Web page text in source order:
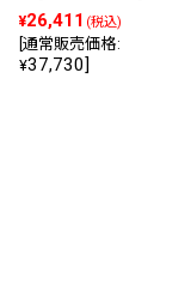
¥26,411 (税込)
通常販売価格:
¥37,730]